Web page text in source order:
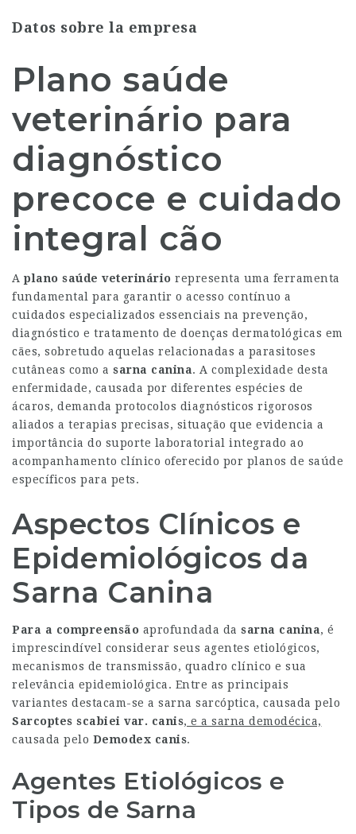
Datos sobre la empresa
Plano saúde
veterinário para
diagnóstico
precoce e cuidado
integral cão
A plano saúde veterinário representa uma ferramenta
fundamental para garantir o acesso contínuo a
cuidados especializados essenciais na prevenção,
diagnóstico e tratamento de doenças dermatológicas em
cães, sobretudo aquelas relacionadas a parasitoses
cutâneas como a sarna canina. A complexidade desta
enfermidade, causada por diferentes espécies de
ácaros, demanda protocolos diagnósticos rigorosos
aliados a terapias precisas, situação que evidencia a
importância do suporte laboratorial integrado ao
acompanhamento clínico oferecido por planos de saúde
específicos para pets.
Aspectos Clínicos e
Epidemiológicos da
Sarna Canina
Para a compreensão aprofundada da sarna canina, é
imprescindível considerar seus agentes etiológicos,
mecanismos de transmissão, quadro clínico e sua
relevância epidemiológica. Entre as principais
variantes destacam-se a sarna sarcóptica, causada pelo
Sarcoptes scabiei var. canis, e a sarna demodécica,
causada pelo Demodex canis.
Agentes Etiológicos e
Tipos de Sarna